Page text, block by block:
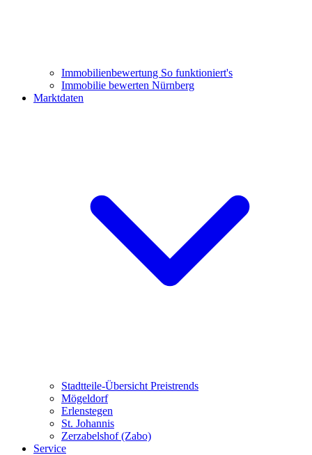
Immobilienbewertung So funktioniert's
Immobilie bewerten Nürnberg
Marktdaten
Stadtteile-Übersicht Preistrends
Mögeldorf
Erlenstegen
St. Johannis
Zerzabelshof (Zabo)
Service